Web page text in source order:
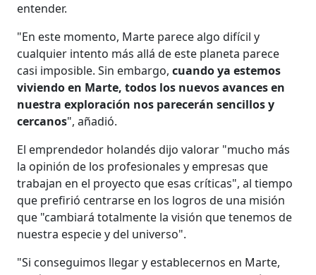
entender.
"En este momento, Marte parece algo difícil y
cualquier intento más allá de este planeta parece
casi imposible. Sin embargo,cuando ya estemos
viviendo en Marte, todos los nuevos avances en
nuestra exploración nos parecerán sencillos y
cercanos", añadió.
El emprendedor holandés dijo valorar "mucho más
la opinión de los profesionales y empresas que
trabajan en el proyecto que esas críticas", al tiempo
que prefirió centrarse en los logros de una misión
que "cambiará totalmente la visión que tenemos de
nuestra especie y del universo".
"Si conseguimos llegar y establecernos en Marte,